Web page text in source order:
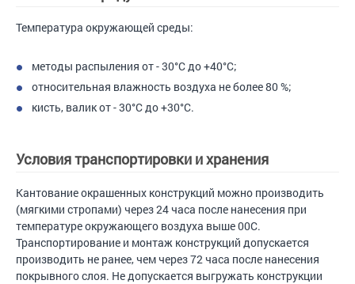
Температура окружающей среды:
методы распыления от - 30°С до +40°С;
относительная влажность воздуха не более 80 %;
кисть, валик от - 30°С до +30°С.
Условия транспортировки и хранения
Кантование окрашенных конструкций можно производить
(мягкими стропами) через 24 часа после нанесения при
температуре окружающего воздуха выше 00С.
Транспортирование и монтаж конструкций допускается
производить не ранее, чем через 72 часа после нанесения
покрывного слоя. Не допускается выгружать конструкции